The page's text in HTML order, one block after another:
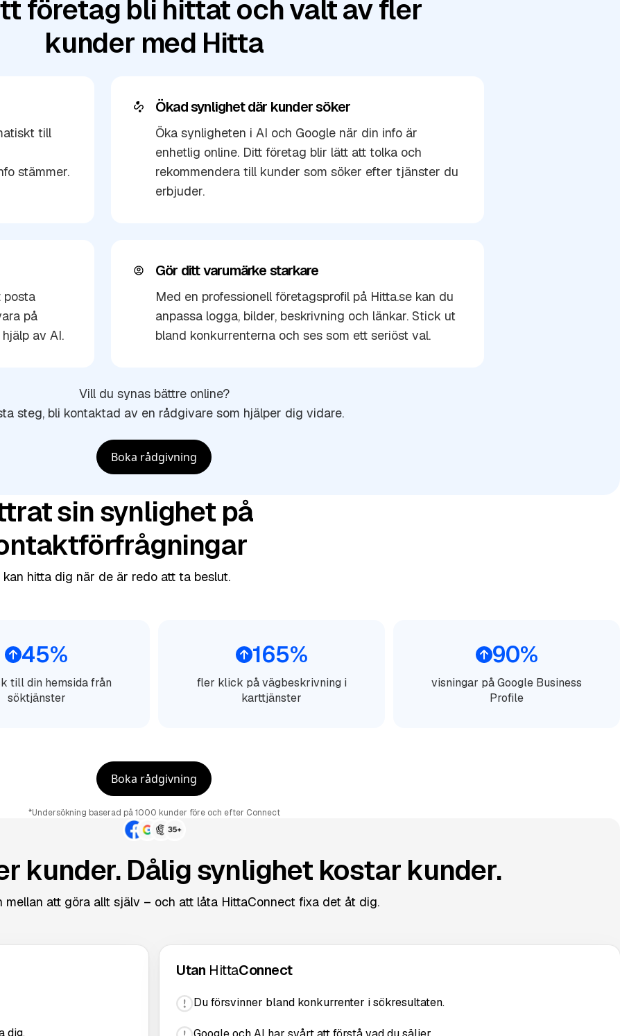
företag bli hittat och valt av fler
kunder med Hitta
till
stämmer.
Ökad synlighet där kunder söker
Öka synligheten i AI och Google när din info är
enhetlig online. Ditt företag blir lätt att tolka och
rekommendera till kunder som söker efter tjänster du
erbjuder.
posta
på
av AI.
Gör ditt varumärke starkare
Med en professionell företagsprofil på Hitta.se kan du
anpassa logga, bilder, beskrivning och länkar. Stick ut
bland konkurrenterna och ses som ett seriöst val.
Vill du synas bättre online?
steg, bli kontaktad av en rådgivare som hjälper dig vidare.
Boka rådgivning
sin synlighet på
hitta dig när de är redo att ta beslut.
45%
till din hemsida från
söktjänster
165%
fler klick på vägbeskrivning i
karttjänster
90%
visningar på Google Business
Profile
Boka rådgivning
*Undersökning baserad på 1000 kunder före och efter Connect
kunder. Dålig synlighet kostar kunder.
mellan att göra allt själv – och att låta HittaConnect fixa det åt dig.
Utan HittaConnect
Du försvinner bland konkurrenter i sökresultaten.
dig.